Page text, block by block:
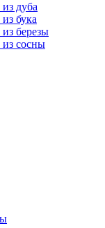
дуба
бука
березы
сосны